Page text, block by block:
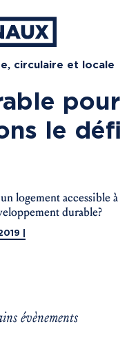
circulaire et locale
pour
le défi
logement accessible à
durable?
|
évènements